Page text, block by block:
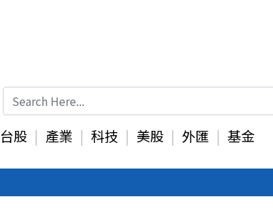
台股 產業 科技 美股 外匯 基金